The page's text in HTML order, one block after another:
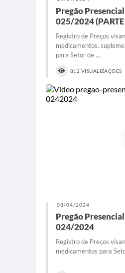
Pregão
025/2024
Registro de Preços
medicamentos,
para Setor de ...
812 VISUALIZAÇÕES
08/04/2024
Pregão
024/2024
Registro de Preços
medicamentos para